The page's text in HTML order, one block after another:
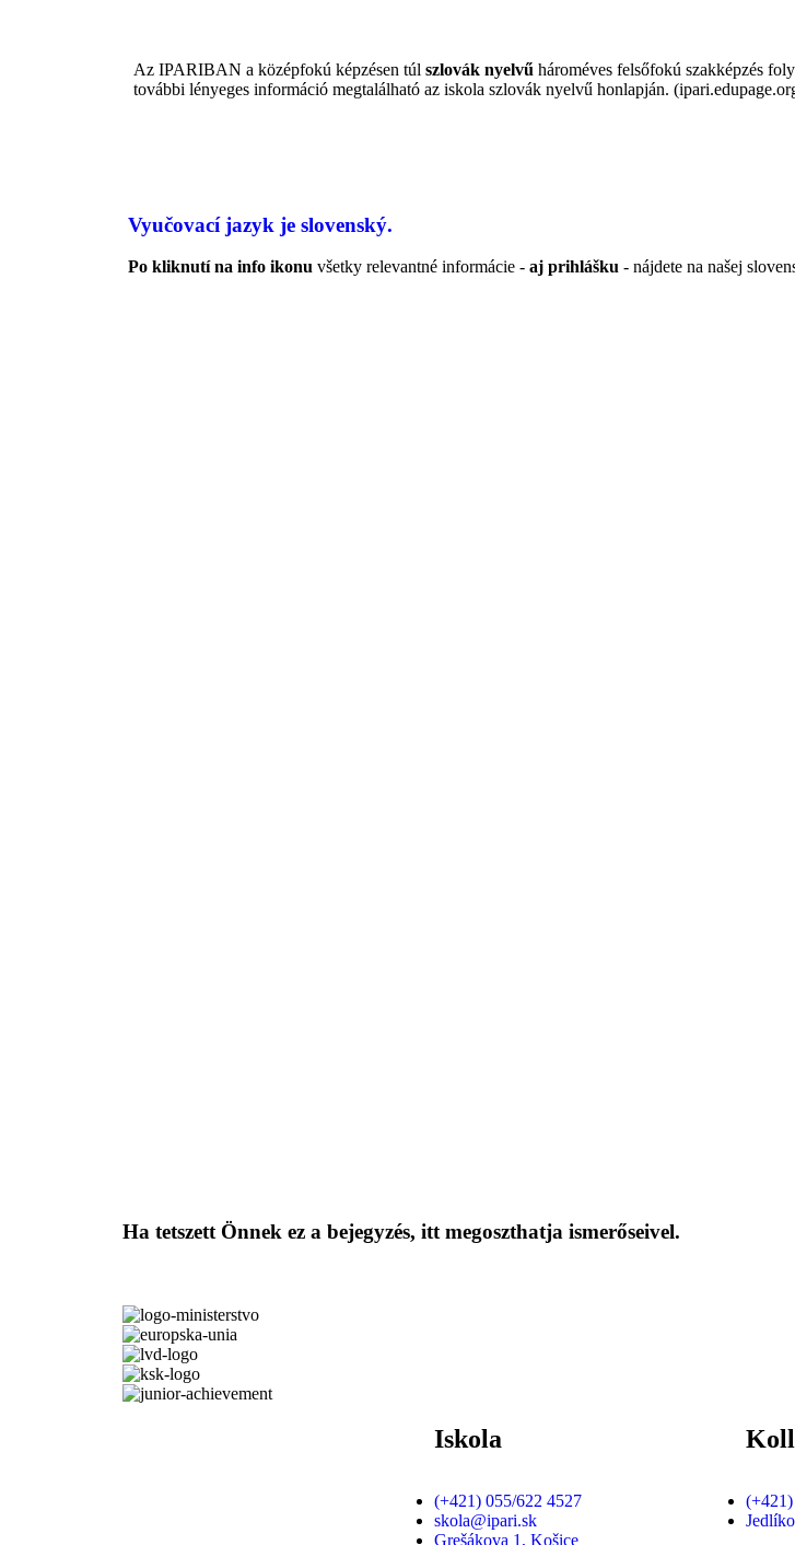
Az IPARIBAN a középfokú képzésen túl szlovák nyelvű hároméves felsőfokú szakképzés
további lényeges információ megtalálható az iskola szlovák nyelvű honlapján.
Vyučovací jazyk je slovenský.
Po kliknutí na info ikonu všetky relevantné informácie - aj prihlášku - nájdete na našej
Ha tetszett Önnek ez a bejegyzés, itt megoszthatja ismerőseivel.
Iskola
(+421) 055/622 4527
skola@ipari.sk
Grešákova 1, Košice